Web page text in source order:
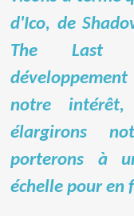
d'Ico, de
The Last
notre
élargirons
porterons à
échelle pour en